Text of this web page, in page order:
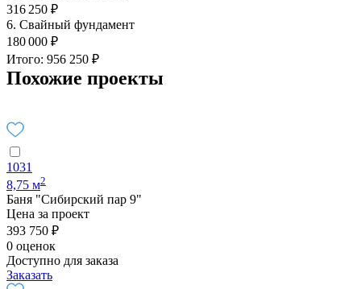
316 250 ₽
6. Свайный фундамент
180 000 ₽
Итого: 956 250 ₽
Похожие проекты
1031
8,75 м2
Баня "Сибирский пар 9"
Цена за проект
393 750 ₽
0 оценок
Доступно для заказа
Заказать